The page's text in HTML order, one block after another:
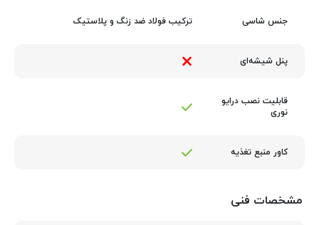
جنس شاسی ترکیب فولاد ضد زنگ و پلاستیک
پنل شیشه‌ای
قابلیت نصب درایو
نوری
کاور منبع تغذیه
مشخصات فنی